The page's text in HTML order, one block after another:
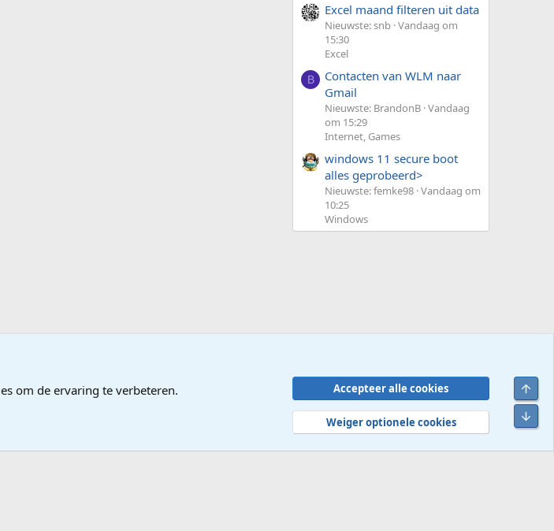
Excel maand filteren uit data
Nieuwste: snb Vandaag om
15:30
Excel
B
Contacten van WLM naar
Gmail
Nieuwste: BrandonB Vandaag
om 15:29
Internet, Games
windows 11 secure boot
alles geprobeerd>
Nieuwste: femke98 Vandaag om
10:25
Windows
Voorwaarden en regels Privacybeleid Help
R
S
om de ervaring te verbeteren.
Accepteer alle cookies
Weiger optionele cookies